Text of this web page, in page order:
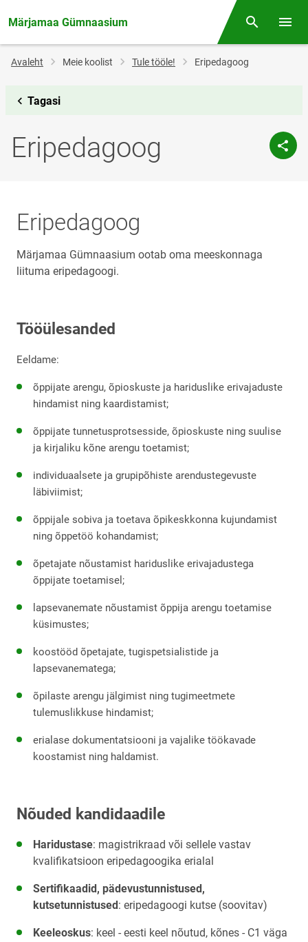
Märjamaa Gümnaasium Otsing
Jälglink
Avaleht Meie koolist Tule tööle! Eripedagoog
Eripedagoog
Tagasi
Eripedagoog
Märjamaa Gümnaasium ootab oma meeskonnaga
liituma eripedagoogi.
Tööülesanded
Eeldame:
õppijate arengu, õpioskuste ja hariduslike erivajaduste
hindamist ning kaardistamist;
õppijate tunnetusprotsesside, õpioskuste ning suulise
ja kirjaliku kõne arengu toetamist;
individuaalsete ja grupipõhiste arendustegevuste
läbiviimist;
õppijale sobiva ja toetava õpikeskkonna kujundamist
ning õppetöö kohandamist;
õpetajate nõustamist hariduslike erivajadustega
õppijate toetamisel;
lapsevanemate nõustamist õppija arengu toetamise
küsimustes;
koostööd õpetajate, tugispetsialistide ja
lapsevanematega;
õpilaste arengu jälgimist ning tugimeetmete
tulemuslikkuse hindamist;
erialase dokumentatsiooni ja vajalike töökavade
koostamist ning haldamist.
Nõuded kandidaadile
Haridustase: magistrikraad või sellele vastav
kvalifikatsioon eripedagoogika erialal
Sertifikaadid, pädevustunnistused,
kutsetunnistused: eripedagoogi kutse (soovitav)
Keeleoskus: keel - eesti keel nõutud, kõnes - C1 väga